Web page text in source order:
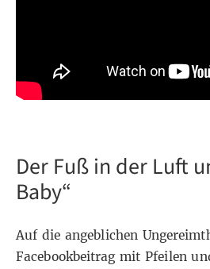
Der Fuß in der Luft
Baby“
Auf die angeblichen
Facebookbeitrag mit Pfeilen